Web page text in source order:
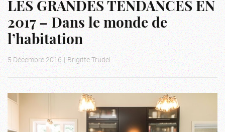
LES GRANDES TENDANCES EN
2017 – Dans le monde de
l’habitation
5 Décembre 2016 | Brigitte Trudel